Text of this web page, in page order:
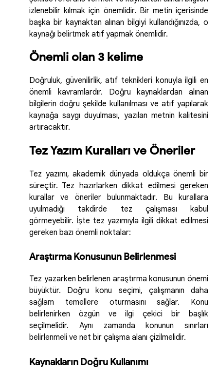
izlenebilir kılmak için önemlidir. Bir metin içerisinde
başka bir kaynaktan alınan bilgiyi kullandığınızda, o
kaynağı belirtmek atıf yapmak önemlidir.
Önemli olan 3 kelime
Doğruluk, güvenilirlik, atıf teknikleri konuyla ilgili en
önemli kavramlardır. Doğru kaynaklardan alınan
bilgilerin doğru şekilde kullanılması ve atıf yapılarak
kaynağa saygı duyulması, yazılan metnin kalitesini
artıracaktır.
Tez Yazım Kuralları ve Öneriler
Tez yazımı, akademik dünyada oldukça önemli bir
süreçtir. Tez hazırlarken dikkat edilmesi gereken
kurallar ve öneriler bulunmaktadır. Bu kurallara
uyulmadığı takdirde tez çalışması kabul
görmeyebilir. İşte tez yazımıyla ilgili dikkat edilmesi
gereken bazı önemli noktalar:
Araştırma Konusunun Belirlenmesi
Tez yazarken belirlenen araştırma konusunun önemi
büyüktür. Doğru konu seçimi, çalışmanın daha
sağlam temellere oturmasını sağlar. Konu
belirlenirken özgün ve ilgi çekici bir başlık
seçilmelidir. Aynı zamanda konunun sınırları
belirlenmeli ve net bir çalışma alanı çizilmelidir.
Kaynakların Doğru Kullanımı